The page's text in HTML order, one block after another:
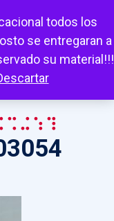
todos los
se entregaran a
su material!!!
Escuchar